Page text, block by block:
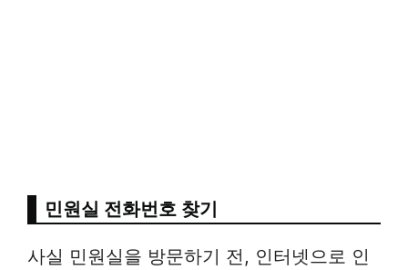
민원실 전화번호 찾기
사실 민원실을 방문하기 전, 인터넷으로 인